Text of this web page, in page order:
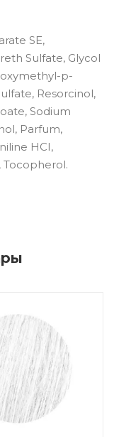
SE,
Sulfate, Glycol
p-
Resorcinol,
Sodium
Parfum,
HCI,
Tocopherol.